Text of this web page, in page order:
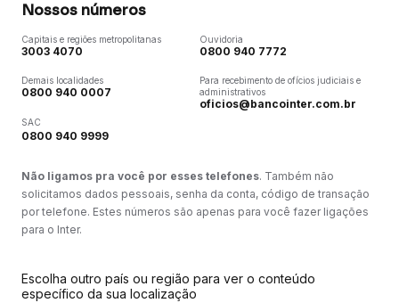
Nossos números
Capitais e regiões metropolitanas
3003 4070
Demais localidades
0800 940 0007
SAC
0800 940 9999
Ouvidoria
0800 940 7772
Para recebimento de ofícios judiciais e
administrativos
oficios@bancointer.com.br
Não ligamos pra você por esses telefones. Também não
solicitamos dados pessoais, senha da conta, código de transação
por telefone. Estes números são apenas para você fazer ligações
para o Inter.
Escolha outro país ou região para ver o conteúdo
específico da sua localização